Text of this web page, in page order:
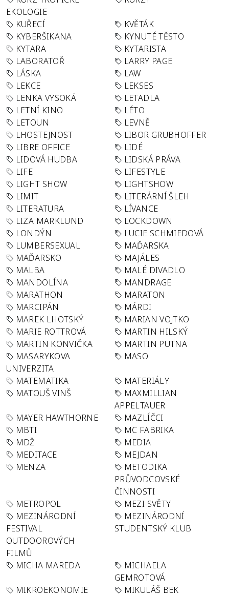
EKOLOGIE
KUŘECÍ
KVĚTÁK
KYBERŠIKANA
KYNUTÉ TĚSTO
KYTARA
KYTARISTA
LABORATOŘ
LARRY PAGE
LÁSKA
LAW
LEKCE
LEKSES
LENKA VYSOKÁ
LETADLA
LETNÍ KINO
LÉTO
LETOUN
LEVNĚ
LHOSTEJNOST
LIBOR GRUBHOFFER
LIBRE OFFICE
LIDÉ
LIDOVÁ HUDBA
LIDSKÁ PRÁVA
LIFE
LIFESTYLE
LIGHT SHOW
LIGHTSHOW
LIMIT
LITERÁRNÍ ŠLEH
LITERATURA
LÍVANCE
LIZA MARKLUND
LOCKDOWN
LONDÝN
LUCIE SCHMIEDOVÁ
LUMBERSEXUAL
MAĎARSKA
MAĎARSKO
MAJÁLES
MALBA
MALÉ DIVADLO
MANDOLÍNA
MANDRAGE
MARATHON
MARATON
MARCIPÁN
MÁRDI
MAREK LHOTSKÝ
MARIAN VOJTKO
MARIE ROTTROVÁ
MARTIN HILSKÝ
MARTIN KONVIČKA
MARTIN PUTNA
MASARYKOVA
UNIVERZITA
MASO
MATEMATIKA
MATERIÁLY
MATOUŠ VINŠ
MAXMILLIAN
APPELTAUER
MAYER HAWTHORNE
MAZLÍČCI
MBTI
MC FABRIKA
MDŽ
MEDIA
MEDITACE
MEJDAN
MENZA
METODIKA
PRŮVODCOVSKÉ
ČINNOSTI
METROPOL
MEZI SVĚTY
MEZINÁRODNÍ
FESTIVAL
OUTDOOROVÝCH
FILMŮ
MEZINÁRODNÍ
STUDENTSKÝ KLUB
MICHA MAREDA
MICHAELA
GEMROTOVÁ
MIKROEKONOMIE
MIKULÁŠ BEK